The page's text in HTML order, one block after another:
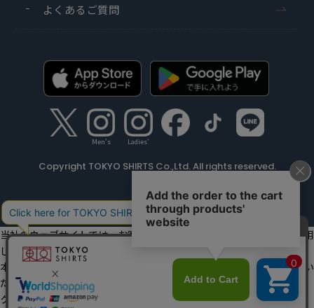
よくあるご質問
Men's Ladies'
Copyright TOKYO SHIRTS Co.,Ltd. All rights reserved.
当社のウェブサイトでは、お客様の利便性向上のためにクッキーを利用
しています。
本ウェブサイトをこのままご利用になる場合、クッキーの使用に同意い
ただいたものとみなします。
クッキーを通じて収集する情報には、「お客様個人を特定できる情報」